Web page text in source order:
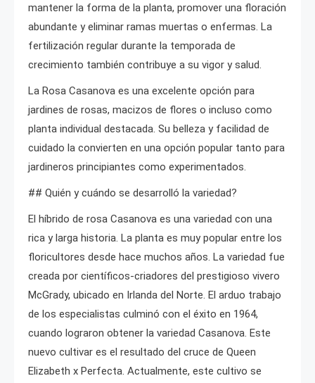
mantener la forma de la planta, promover una floración
abundante y eliminar ramas muertas o enfermas. La
fertilización regular durante la temporada de
crecimiento también contribuye a su vigor y salud.
La Rosa Casanova es una excelente opción para
jardines de rosas, macizos de flores o incluso como
planta individual destacada. Su belleza y facilidad de
cuidado la convierten en una opción popular tanto para
jardineros principiantes como experimentados.
## Quién y cuándo se desarrolló la variedad?
El híbrido de rosa Casanova es una variedad con una
rica y larga historia. La planta es muy popular entre los
floricultores desde hace muchos años. La variedad fue
creada por científicos-criadores del prestigioso vivero
McGrady, ubicado en Irlanda del Norte. El arduo trabajo
de los especialistas culminó con el éxito en 1964,
cuando lograron obtener la variedad Casanova. Este
nuevo cultivar es el resultado del cruce de Queen
Elizabeth x Perfecta. Actualmente, este cultivo se